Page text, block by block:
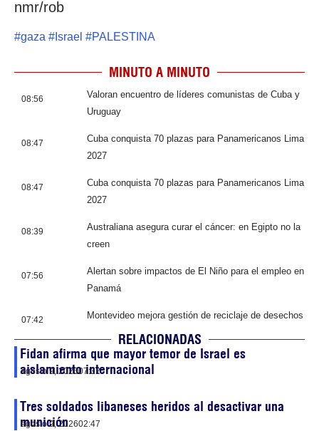
nmr/rob
#gaza # Israel #PALESTINA
MINUTO A MINUTO
08:56
Valoran encuentro de líderes comunistas de Cuba y
Uruguay
08:47
Cuba conquista 70 plazas para Panamericanos Lima
2027
08:47
Cuba conquista 70 plazas para Panamericanos Lima
2027
08:39
Australiana asegura curar el cáncer: en Egipto no la
creen
07:56
Alertan sobre impactos de El Niño para el empleo en
Panamá
07:42 Montevideo mejora gestión de reciclaje de desechos
RELACIONADAS
Fidan afirma que mayor temor de Israel es
aislamiento internacional
agosto 9, 202607:32
Tres soldados libaneses heridos al desactivar una
munición
agosto 9, 202602:47